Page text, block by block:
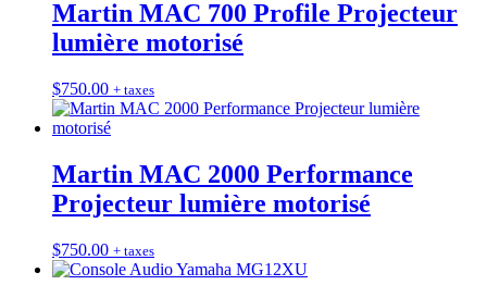
Martin MAC 700 Profile Projecteur
lumière motorisé
$750.00 + taxes
Martin MAC 2000 Performance
Projecteur lumière motorisé
$750.00 + taxes